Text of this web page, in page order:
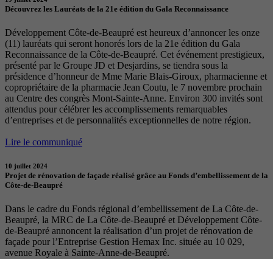
Découvrez les Lauréats de la 21e édition du Gala Reconnaissance
Développement Côte-de-Beaupré est heureux d’annoncer les onze
(11) lauréats qui seront honorés lors de la 21e édition du Gala
Reconnaissance de la Côte-de-Beaupré. Cet événement prestigieux,
présenté par le Groupe JD et Desjardins, se tiendra sous la
présidence d’honneur de Mme Marie Blais-Giroux, pharmacienne et
copropriétaire de la pharmacie Jean Coutu, le 7 novembre prochain
au Centre des congrès Mont-Sainte-Anne. Environ 300 invités sont
attendus pour célébrer les accomplissements remarquables
d’entreprises et de personnalités exceptionnelles de notre région.
Lire le communiqué
10 juillet 2024
Projet de rénovation de façade réalisé grâce au Fonds d’embellissement de la
Côte-de-Beaupré
Dans le cadre du Fonds régional d’embellissement de La Côte-de-
Beaupré, la MRC de La Côte-de-Beaupré et Développement Côte-
de-Beaupré annoncent la réalisation d’un projet de rénovation de
façade pour l’Entreprise Gestion Hemax Inc. située au 10 029,
avenue Royale à Sainte-Anne-de-Beaupré.